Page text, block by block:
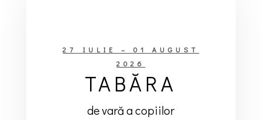
27 IULIE – 01 AUGUST
2026
TABĂRA
de vară a copiilor